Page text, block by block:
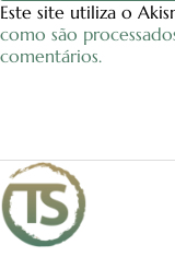
Este site utiliza o
como são
comentários.